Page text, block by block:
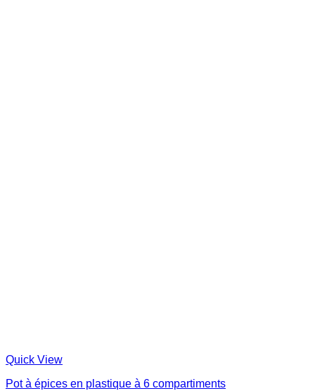
Quick View
Pot à épices en plastique à 6 compartiments